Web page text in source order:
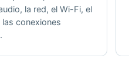
la red, el Wi-Fi, el
conexiones